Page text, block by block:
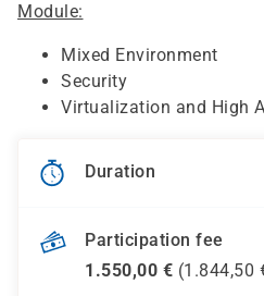
Module:
Mixed Environment
Security
Virtualization and High
Duration
Participation fee
1.550,00 € (1.844,50